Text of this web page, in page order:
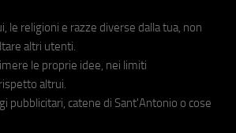
le religioni e razze diverse dalla tua, non
altri utenti.
le proprie idee, nei limiti
altrui.
pubblicitari, catene di Sant'Antonio o cose